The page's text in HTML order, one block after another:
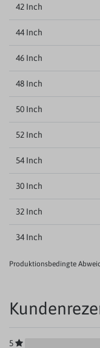
42 Inch
44 Inch
46 Inch
48 Inch
50 Inch
52 Inch
54 Inch
30 Inch
32 Inch
34 Inch
Produktionsbedingte
5